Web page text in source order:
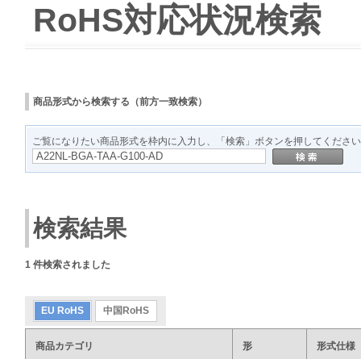
RoHS対応状況検索
商品形式から検索する（前方一致検索）
ご覧になりたい商品形式を枠内に入力し、「検索」ボタンを押してくださ
検索結果
1 件検索されました
EU RoHS 中国RoHS
商品カテゴリ 形 形式仕様